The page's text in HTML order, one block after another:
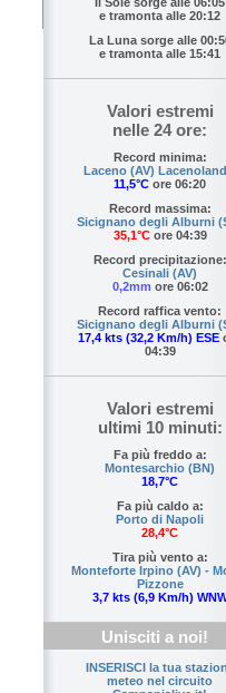
e tramonta alle 20:12
La Luna sorge alle
e tramonta alle 15:41
Valori estremi
nelle 24 ore:
Record minima:
Laceno (AV)
11,5°C ore 06:20
Record massima:
Sicignano degli Alburni
35,1°Core 04:39
Record precipitazione:
Cesinali (AV)
0,2mm ore 06:02
Record raffica vento:
Sicignano degli Alburni
17,4 kts (32,2 Km/h) ESE
04:39
Valori estremi
ultimi 10 minuti:
Fa più freddo a:
Montesarchio (BN)
18,7°C
Fa più caldo a:
Porto di Napoli
28,4°C
Tira più vento a:
Monteforte Irpino (AV) -
Pizzone
3,7 kts (6,9 Km/h)
Unisciti a noi!
INSERISCI la tua
meteo nel circuito